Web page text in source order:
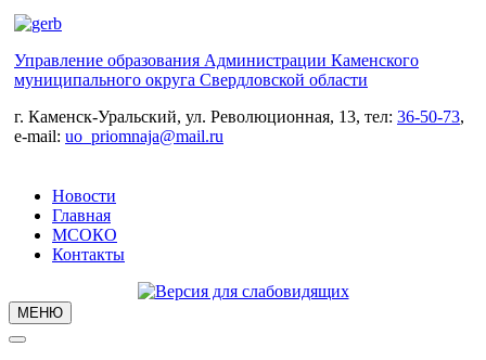
Управление образования Администрации Каменского
муниципального округа Свердловской области
г. Каменск-Уральский, ул. Революционная, 13, тел: 36-50-73,
e-mail: uo_priomnaja@mail.ru
Новости
Главная
МСОКО
Контакты
МЕНЮ